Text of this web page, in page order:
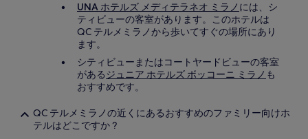
UNA ホテルズ メディテラネオ ミラノ には、シ
ティビューの客室があります。このホテルは
QC テルメミラノから歩いてすぐの場所にあり
ます。
シティビューまたはコートヤードビューの客室
があるジュニア ホテルズ ボッコーニ ミラノ も
おすすめです。
QC テルメミラノの近くにあるおすすめのファミリー向けホ
テルはどこですか ?